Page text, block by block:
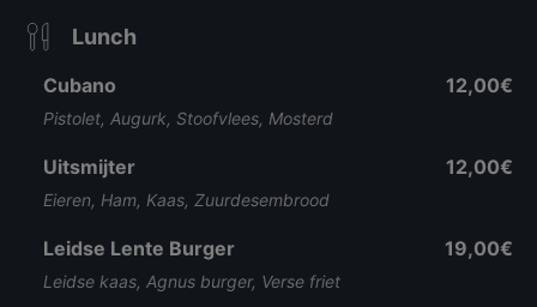
Lunch
Cubano
Pistolet, Augurk, Stoofvlees, Mosterd
12,00€
Uitsmijter
Eieren, Ham, Kaas, Zuurdesembrood
12,00€
Leidse Lente Burger
Leidse kaas, Agnus burger, Verse friet
19,00€